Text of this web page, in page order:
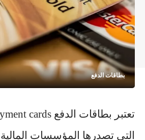
بطاقات الدفع
التي تصدرها المؤسسات المالية